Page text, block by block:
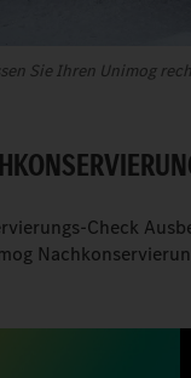
Sie Ihren Unimog
Check